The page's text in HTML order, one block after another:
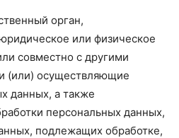
орган,
или физическое
совместно с другими
(или) осуществляющие
данных, а также
персональных данных,
подлежащих обработке,